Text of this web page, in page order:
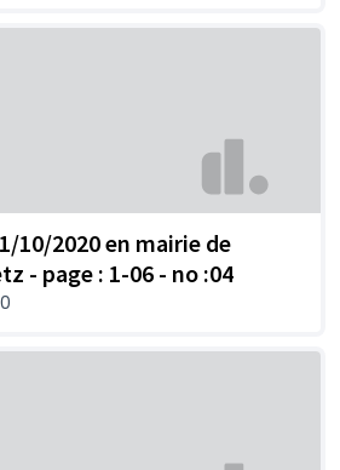
10/2020 en mairie de
- page : 1-06 - no :04
0